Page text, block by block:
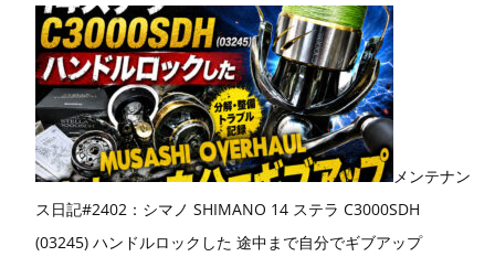
メンテナン
ス日記#2402：シマノ SHIMANO 14 ステラ C3000SDH
(03245) ハンドルロックした 途中まで自分でギブアップ